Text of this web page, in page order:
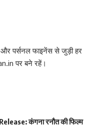
और पर्सनल फाइनेंस से जुड़ी हर
पर बने रहें।
कंगना रनौत की फिल्म